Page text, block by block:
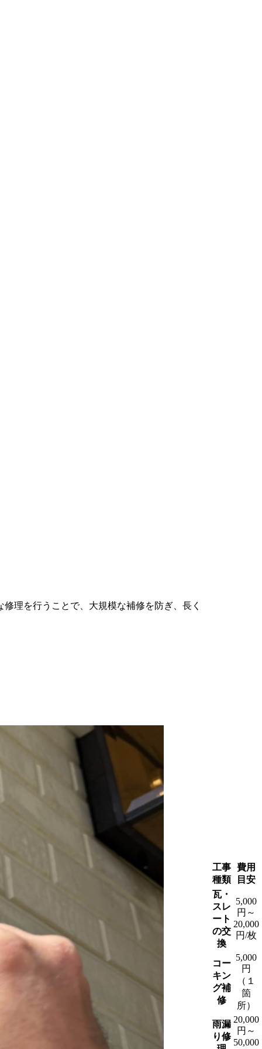
理を行うことで、大規模な補修を防ぎ、長く
工事
種類
費用
目安
瓦・
スレ
ート
の交
換
5,000
円～
20,000
円/枚
コー
キン
グ補
修
5,000
円
（１
箇
所）
雨漏
り修
20,000
円～
50,000